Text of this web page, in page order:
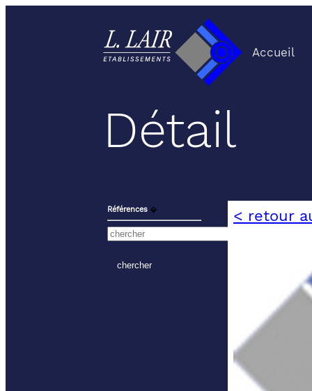
Accueil
Détail
Références ⬙ < retour